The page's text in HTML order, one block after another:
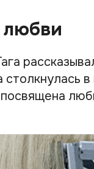
столкнулась